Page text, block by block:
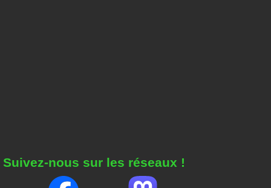
Suivez-nous sur les réseaux !